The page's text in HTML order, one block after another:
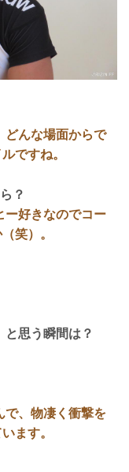
どんな場面からで
ですね。
？
好きなのでコー
笑）。
と思う瞬間は？
で、物凄く衝撃を
ます。